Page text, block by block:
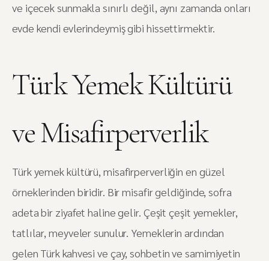
ve içecek sunmakla sınırlı değil, aynı zamanda onları
evde kendi evlerindeymiş gibi hissettirmektir.
Türk Yemek Kültürü
ve Misafirperverlik
Türk yemek kültürü, misafirperverliğin en güzel
örneklerinden biridir. Bir misafir geldiğinde, sofra
adeta bir ziyafet haline gelir. Çeşit çeşit yemekler,
tatlılar, meyveler sunulur. Yemeklerin ardından
gelen Türk kahvesi ve çay, sohbetin ve samimiyetin